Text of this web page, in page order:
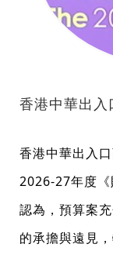
香港中華出
香港中華出入
2026-27年度
認為，預算案
的承擔與遠見